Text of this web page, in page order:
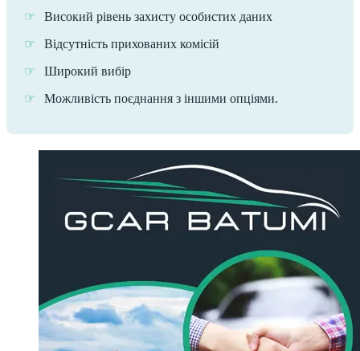
Високий рівень захисту особистих даних
Відсутність прихованих комісій
Широкий вибір
Можливість поєднання з іншими опціями.